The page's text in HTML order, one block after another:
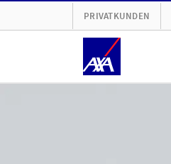
PRIVATKUNDEN